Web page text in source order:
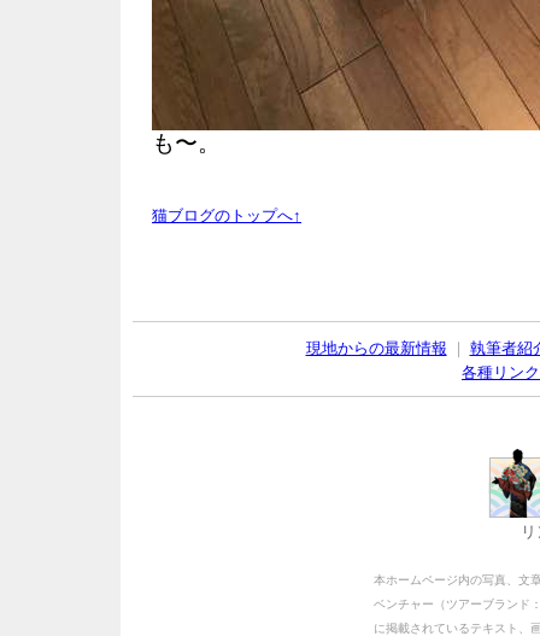
も〜。
猫ブログのトップへ↑
現地からの最新情報
執筆者紹
各種リンク
本ホームページ内の写真、文
ベンチャー（ツアーブランド
に掲載されているテキスト、